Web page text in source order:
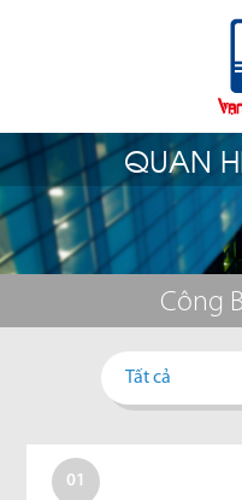
QUAN
Công
Tất cả
01